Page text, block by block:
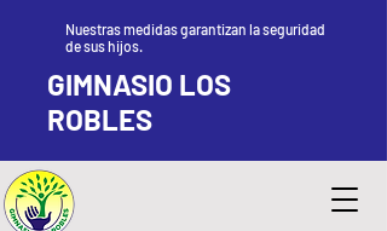
Nuestras medidas garantizan la seguridad
de sus hijos.
GIMNASIO LOS
ROBLES